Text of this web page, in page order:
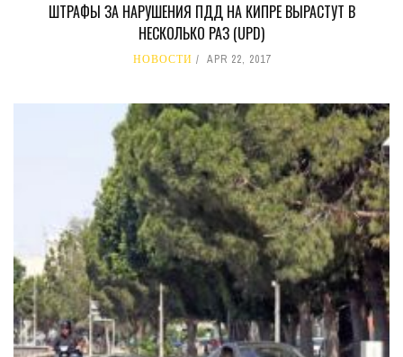
ШТРАФЫ ЗА НАРУШЕНИЯ ПДД НА КИПРЕ ВЫРАСТУТ В
НЕСКОЛЬКО РАЗ (UPD)
НОВОСТИ APR 22, 2017